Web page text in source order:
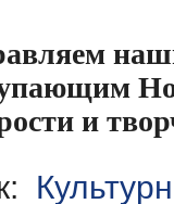
и